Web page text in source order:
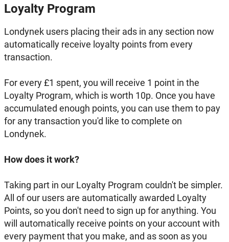
Loyalty Program
Londynek users placing their ads in any section now
automatically receive loyalty points from every
transaction.
For every £1 spent, you will receive 1 point in the
Loyalty Program, which is worth 10p. Once you have
accumulated enough points, you can use them to pay
for any transaction you'd like to complete on
Londynek.
How does it work?
Taking part in our Loyalty Program couldn't be simpler.
All of our users are automatically awarded Loyalty
Points, so you don't need to sign up for anything. You
will automatically receive points on your account with
every payment that you make, and as soon as you